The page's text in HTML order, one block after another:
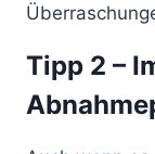
Tipp 2 –